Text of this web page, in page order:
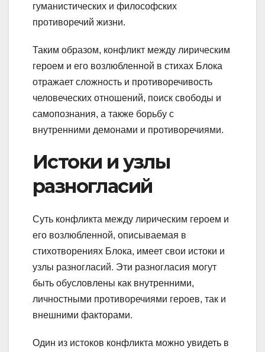
гуманистических и философских
противоречий жизни.
Таким образом, конфликт между лирическим
героем и его возлюбленной в стихах Блока
отражает сложность и противоречивость
человеческих отношений, поиск свободы и
самопознания, а также борьбу с
внутренними демонами и противоречиями.
Истоки и узлы
разногласий
Суть конфликта между лирическим героем и
его возлюбленной, описываемая в
стихотворениях Блока, имеет свои истоки и
узлы разногласий. Эти разногласия могут
быть обусловлены как внутренними,
личностными противоречиями героев, так и
внешними факторами.
Один из истоков конфликта можно увидеть в